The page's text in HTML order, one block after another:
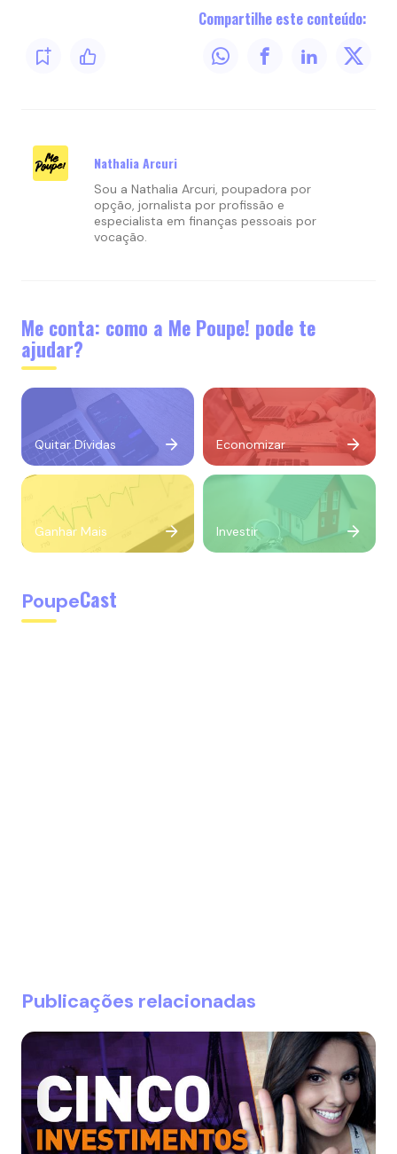
Compartilhe este conteúdo:
Nathalia Arcuri
Sou a Nathalia Arcuri, poupadora por
opção, jornalista por profissão e
especialista em finanças pessoais por
vocação.
Me conta: como a Me Poupe! pode te
ajudar?
Quitar Dívidas Economizar
Ganhar Mais Investir
PoupeCast
Publicações relacionadas